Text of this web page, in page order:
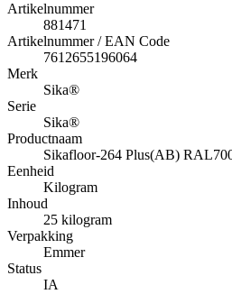
Artikelnummer
881471
Artikelnummer / EAN Code
7612655196064
Merk
Sika®
Serie
Sika®
Productnaam
Sikafloor-264 Plus(AB)
Eenheid
Kilogram
Inhoud
25 kilogram
Verpakking
Emmer
Status
IA